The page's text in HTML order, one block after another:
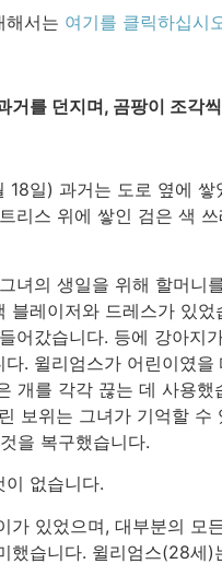
해서는 여기를 클릭하십시
거를 던지며, 곰팡이 조각씩
18일) 과거는 도로 옆에 쌓
리스 위에 쌓인 검은 색
녀의 생일을 위해 할머니
블레이저와 드레스가 있었
어갔습니다. 등에 강아지
. 윌리엄스가 어린이였을
개를 각각 끊는 데 사용했
보위는 그녀가 기억할 수
을 복구했습니다.
없습니다.
가 있었으며, 대부분의 모
했습니다. 윌리엄스(28세)